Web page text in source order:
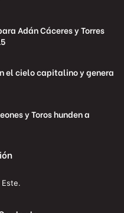
Adán Cáceres y Torres
el cielo capitalino y genera
y Toros hunden a